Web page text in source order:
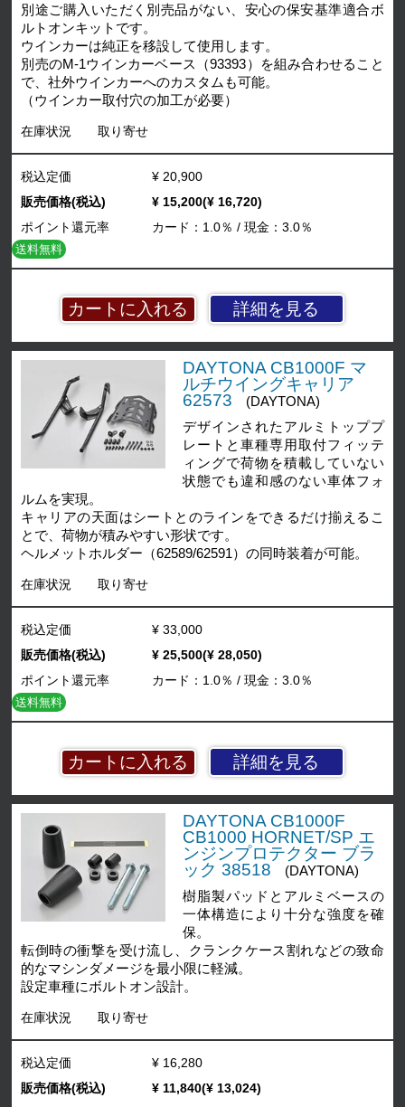
別途ご購入いただく別売品がない、安心の保安基準適合ボ
ルトオンキットです。
ウインカーは純正を移設して使用します。
別売のM-1ウインカーベース（93393）を組み合わせること
で、社外ウインカーへのカスタムも可能。
（ウインカー取付穴の加工が必要）
在庫状況 取り寄せ
詳細を見る
税込定価
¥ 20,900
販売価格(税込)
¥ 15,200(¥ 16,720)
ポイント還元率
カード：1.0％ / 現金：3.0％
送料無料
DAYTONA CB1000F マ
ルチウイングキャリア
62573
(DAYTONA)
デザインされたアルミトッププ
レートと車種専用取付フィッテ
ィングで荷物を積載していない
状態でも違和感のない車体フォ
ルムを実現。
キャリアの天面はシートとのラインをできるだけ揃えるこ
とで、荷物が積みやすい形状です。
ヘルメットホルダー（62589/62591）の同時装着が可能。
在庫状況 取り寄せ
詳細を見る
税込定価
¥ 33,000
販売価格(税込)
¥ 25,500(¥ 28,050)
ポイント還元率
カード：1.0％ / 現金：3.0％
送料無料
DAYTONA CB1000F
CB1000 HORNET/SP エ
ンジンプロテクター ブラ
ック 38518
(DAYTONA)
樹脂製パッドとアルミベースの
一体構造により十分な強度を確
保。
転倒時の衝撃を受け流し、クランクケース割れなどの致命
的なマシンダメージを最小限に軽減。
設定車種にボルトオン設計。
在庫状況 取り寄せ
税込定価
¥ 16,280
販売価格(税込)
¥ 11,840(¥ 13,024)